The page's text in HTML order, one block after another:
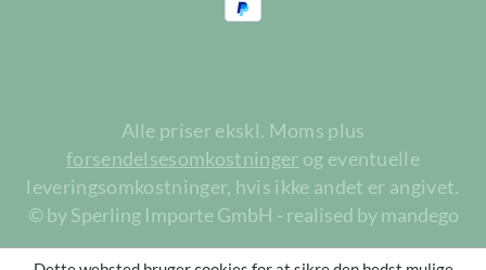
Alle priser ekskl. Moms plus
forsendelsesomkostninger og eventuelle
leveringsomkostninger, hvis ikke andet er angivet.
© by Sperling Importe GmbH - realised by mandego